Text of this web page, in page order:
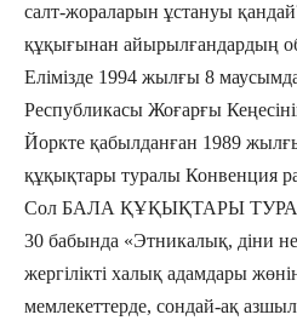
салт-жораларын ұстануы
құқығынан айырылғандардың
Елімізде 1994 жылғы 8
Республикасы Жоғарғы
Йоркте қабылданған 1989
құқықтары туралы Конвенция
Сол БАЛА ҚҰҚЫҚТАРЫ
30 бабында «Этникалық, діни
жергілікті халық адамдары
мемлекеттерде, сондай-ақ